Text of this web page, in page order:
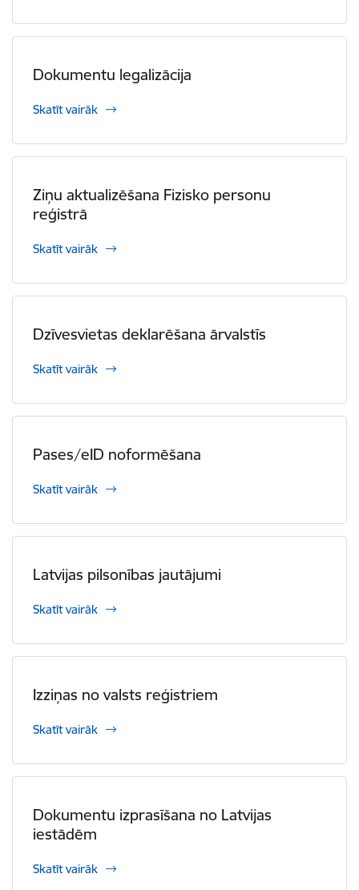
Dokumentu legalizācija
Skatīt vairāk
Ziņu aktualizēšana Fizisko personu
reģistrā
Skatīt vairāk
Dzīvesvietas deklarēšana ārvalstīs
Skatīt vairāk
Pases/eID noformēšana
Skatīt vairāk
Latvijas pilsonības jautājumi
Skatīt vairāk
Izziņas no valsts reģistriem
Skatīt vairāk
Dokumentu izprasīšana no Latvijas
iestādēm
Skatīt vairāk